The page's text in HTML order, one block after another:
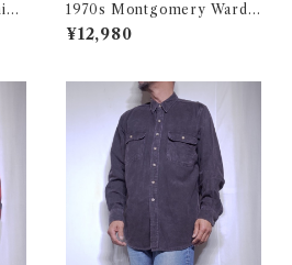
1970s Montgomery Ward
PUT TOGETHERS Nylon S
ki Vest / 70年代 モンゴメリー
¥12,980